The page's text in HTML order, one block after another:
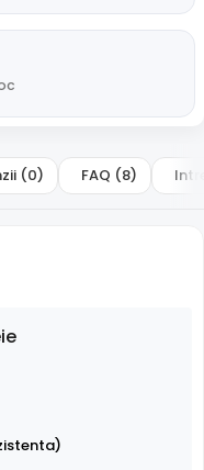
(0) FAQ (8)